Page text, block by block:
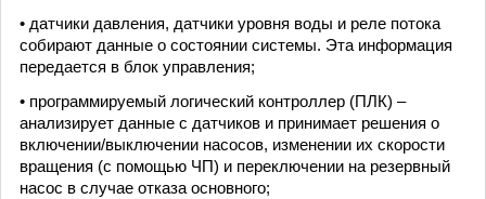
• датчики давления, датчики уровня воды и реле потока
собирают данные о состоянии системы. Эта информация
передается в блок управления;
• программируемый логический контроллер (ПЛК) –
анализирует данные с датчиков и принимает решения о
включении/выключении насосов, изменении их скорости
вращения (с помощью ЧП) и переключении на резервный
насос в случае отказа основного;